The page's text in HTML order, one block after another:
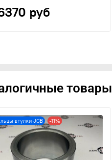
руб
товары
втулки JCB -11%